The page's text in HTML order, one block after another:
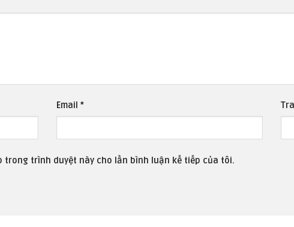
Email*
trong trình duyệt này cho lần bình luận kế tiếp của tôi.